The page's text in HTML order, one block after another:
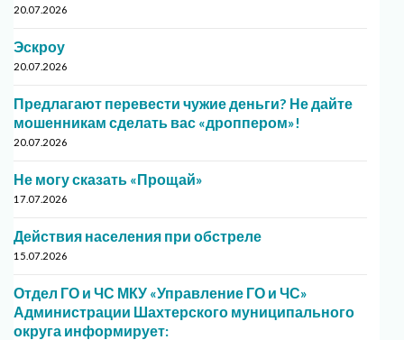
20.07.2026
Эскроу
20.07.2026
Предлагают перевести чужие деньги? Не дайте
мошенникам сделать вас «дроппером»!
20.07.2026
Не могу сказать «Прощай»
17.07.2026
Действия населения при обстреле
15.07.2026
Отдел ГО и ЧС МКУ «Управление ГО и ЧС»
Администрации Шахтерского муниципального
округа информирует: